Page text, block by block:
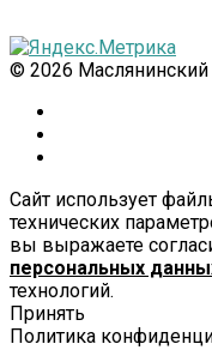
© 2026
Сайт использует
технических
вы выражаете
персональных
технологий.
Принять
Политика